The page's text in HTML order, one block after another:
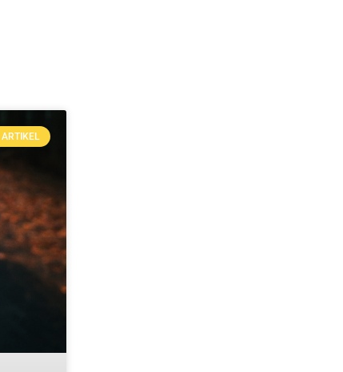
ARTIKEL